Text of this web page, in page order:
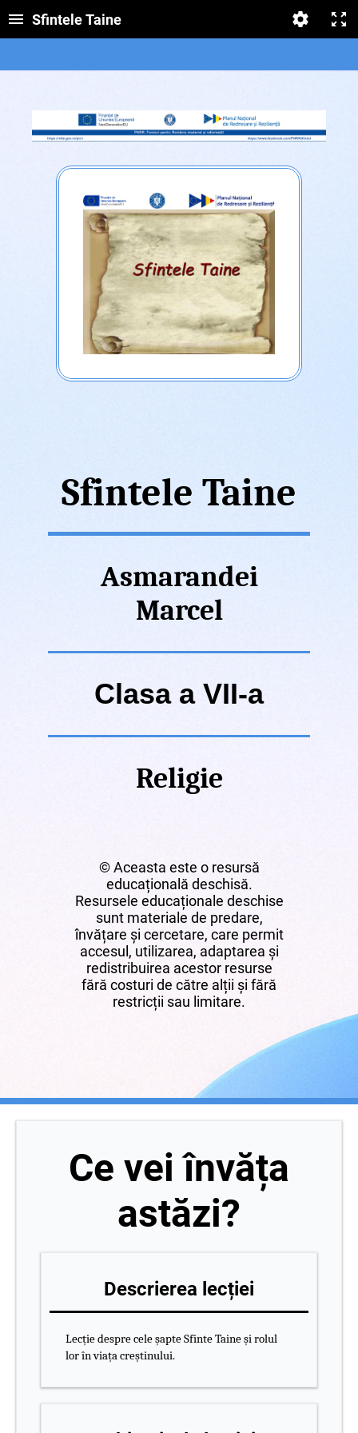
Sfintele Taine
Sfintele Taine
Asmarandei
Marcel
Clasa a VII-a
Religie
© Aceasta este o resursă
educațională deschisă.
Resursele educaționale deschise
sunt materiale de predare,
învățare și cercetare, care permit
accesul, utilizarea, adaptarea și
redistribuirea acestor resurse
fără costuri de către alții și fără
restricții sau limitare.
Ce vei învăța
astăzi?
Descrierea lecției
Lecție despre cele șapte Sfinte Taine și rolul
lor în viața creștinului.